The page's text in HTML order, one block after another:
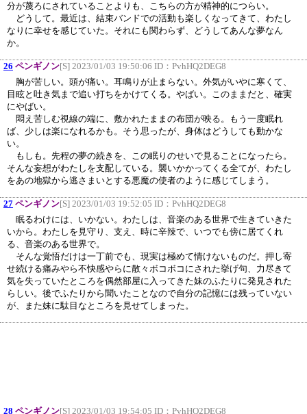
分が蔑ろにされていることよりも、こちらの方が精神的につらい。
どうして。最近は、結束バンドでの活動も楽しくなってきて、わたし
なりに幸せを感じていた。それにも関わらず、どうしてあんな夢なん
か。
26 ペンギノン[S] 2023/01/03 19:50:06 ID： PvhHQ2DEG8
胸が苦しい。頭が痛い。耳鳴りが止まらない。外気がいやに寒くて、
目眩と吐き気まで追い打ちをかけてくる。やばい。このままだと、確実
にやばい。
悶え苦しむ視線の端に、敷かれたままの布団が映る。もう一度眠れ
ば、少しは楽になれるかも。そう思ったが、身体はどうしても動かな
い。
もしも。先程の夢の続きを、この眠りのせいで見ることになったら。
そんな妄想がわたしを支配している。襲いかかってくる全てが、わたし
をあの地獄から逃さまいとする悪魔の使者のように感じてしまう。
27 ペンギノン[S] 2023/01/03 19:52:05 ID： PvhHQ2DEG8
眠るわけには、いかない。わたしは、音楽のある世界で生きていきた
いから。わたしを見守り、支え、時に辛辣で、いつでも傍に居てくれ
る、音楽のある世界で。
そんな覚悟だけは一丁前でも、現実は極めて情けないものだ。押し寄
せ続ける痛みやら不快感やらに散々ボコボコにされた挙げ句、力尽きて
気を失っていたところを偶然部屋に入ってきた妹のふたりに発見された
らしい。後でふたりから聞いたことなので自分の記憶には残っていない
が、また妹に駄目なところを見せてしまった。
28 ペンギノン[S] 2023/01/03 19:54:05 ID： PvhHQ2DEG8